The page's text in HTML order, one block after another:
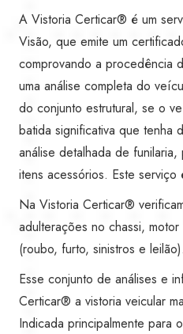
A Vistoria Certicar® é um
Visão, que emite um
comprovando a procedência
uma análise completa do
do conjunto estrutural, se o
batida significativa que tenha
análise detalhada de
itens acessórios. Este serviço
Na Vistoria Certicar®
adulterações no chassi,
(roubo, furto, sinistros e leilão).
Esse conjunto de análises e
Certicar® a vistoria veicular
Indicada principalmente para